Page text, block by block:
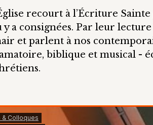
recourt à l’Écriture
a consignées. Par leur
et parlent à nos
biblique et musical -